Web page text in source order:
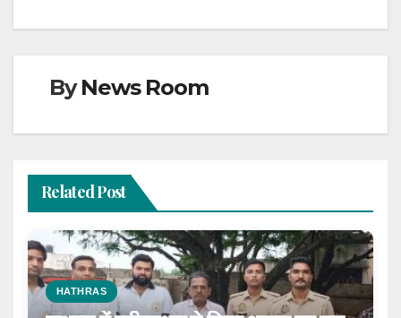
ByNews Room
Related Post
HATHRAS